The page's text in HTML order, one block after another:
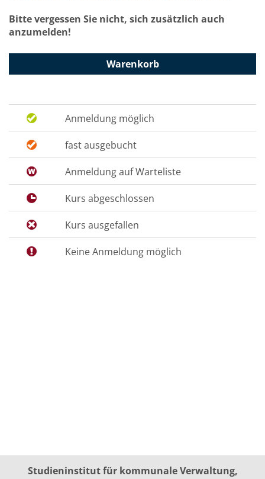
Bitte vergessen Sie nicht, sich zusätzlich auch
anzumelden!
Warenkorb
Anmeldung möglich
fast ausgebucht
Anmeldung auf Warteliste
Kurs abgeschlossen
Kurs ausgefallen
Keine Anmeldung möglich
Studieninstitut für kommunale Verwaltung,